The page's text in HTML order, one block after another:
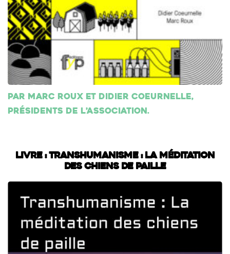
Par Marc Roux et Didier Coeurnelle,
présidents de l’association.
Livre : Transhumanisme : La méditation
des chiens de paille